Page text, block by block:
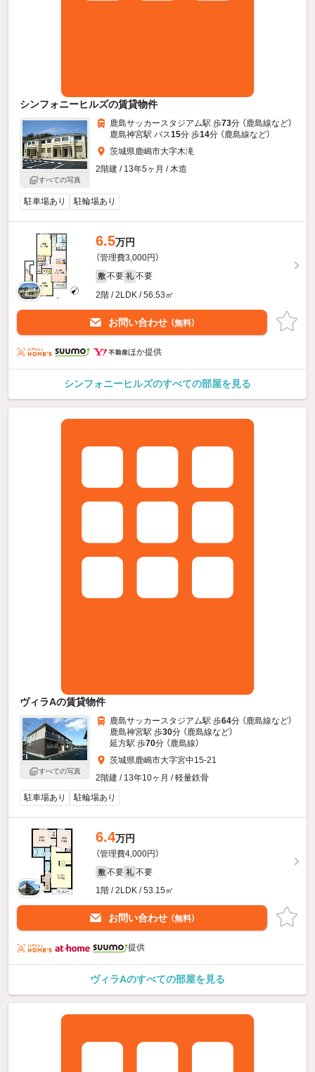
シンフォニーヒルズの賃貸物件
すべての写真
鹿島サッカースタジアム駅 歩73分 （鹿島線など）
鹿島神宮駅 バス15分 歩14分 （鹿島線など）
茨城県鹿嶋市大字木滝
2階建 / 13年5ヶ月 / 木造
駐車場あり 駐輪場あり
6.5万円
（管理費3,000円）
敷 不要 礼 不要
2階 / 2LDK / 56.53㎡
お問い合わせ （無料）
ほか提供
シンフォニーヒルズのすべての部屋を見る
ヴィラAの賃貸物件
すべての写真
鹿島サッカースタジアム駅 歩64分 （鹿島線など）
鹿島神宮駅 歩30分 （鹿島線など）
延方駅 歩70分 （鹿島線）
茨城県鹿嶋市大字宮中15-21
2階建 / 13年10ヶ月 / 軽量鉄骨
駐車場あり
駐輪場あり
6.4万円
（管理費4,000円）
敷 不要 礼 不要
1階 / 2LDK / 53.15㎡
お問い合わせ （無料）
提供
ヴィラAのすべての部屋を見る